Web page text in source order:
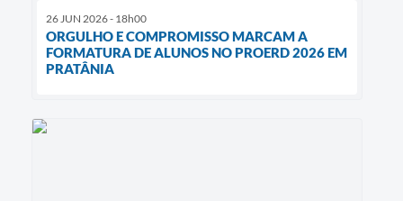
26 JUN 2026 - 18h00
ORGULHO E COMPROMISSO MARCAM A
FORMATURA DE ALUNOS NO PROERD 2026 EM
PRATÂNIA